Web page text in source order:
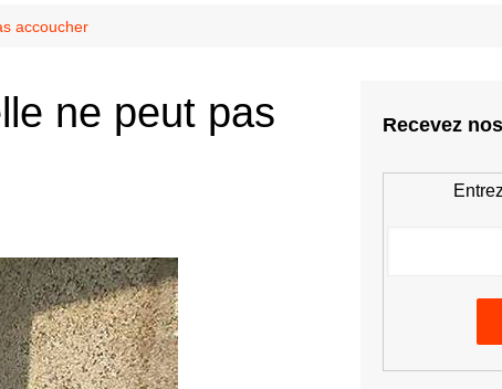
accoucher
ne peut pas
Recevez